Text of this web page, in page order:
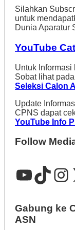
Silahkan
untuk
Dunia Aparatur
YouTube
Untuk
Sobat lihat
Seleksi Calon
Update
CPNS dapat
YouTube Info
Follow
Gabung ke
ASN